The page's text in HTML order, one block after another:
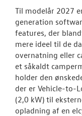
Til modelår 2027
generation
features, der
mere ideel til de
overnatning eller
et såkaldt
holder den
der er Vehicle-to-
(2,0 kW) til
opladning af en